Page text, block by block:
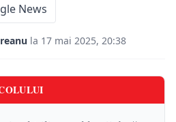
News
la 17 mai 2025, 20:38